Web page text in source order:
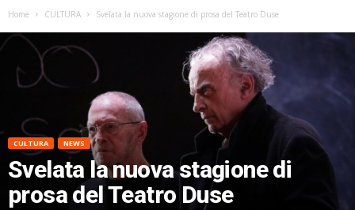
Home CULTURA Svelata la nuova stagione di prosa del Teatro Duse
CULTURA NEWS
Svelata la nuova stagione di
prosa del Teatro Duse